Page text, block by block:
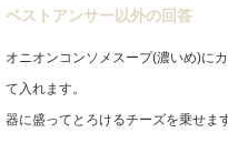
ベストアンサー以外の回答
オニオンコンソメスープ(濃いめ)に
て入れます。
器に盛ってとろけるチーズを乗せます